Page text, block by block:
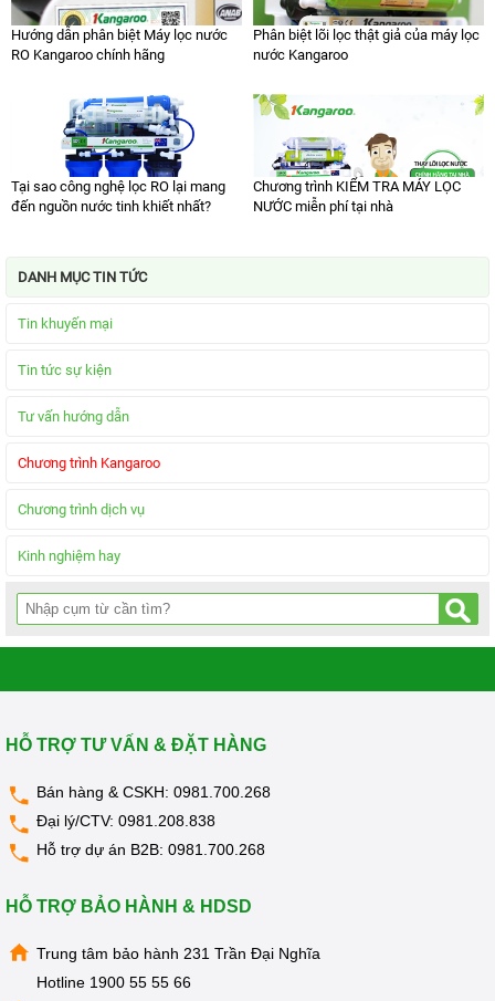
Hướng dẫn phân biệt Máy lọc nước
RO Kangaroo chính hãng
Phân biệt lõi lọc thật giả của máy lọc
nước Kangaroo
Tại sao công nghệ lọc RO lại mang
đến nguồn nước tinh khiết nhất?
Chương trình KIỂM TRA MÁY LỌC
NƯỚC miễn phí tại nhà
DANH MỤC TIN TỨC
Tin khuyến mại
Tin tức sự kiện
Tư vấn hướng dẫn
Chương trình Kangaroo
Chương trình dịch vụ
Kinh nghiệm hay
HỖ TRỢ TƯ VẤN & ĐẶT HÀNG
Bán hàng & CSKH: 0981.700.268
Đại lý/CTV: 0981.208.838
Hỗ trợ dự án B2B: 0981.700.268
HỖ TRỢ BẢO HÀNH & HDSD
Trung tâm bảo hành 231 Trần Đại Nghĩa
Hotline 1900 55 55 66